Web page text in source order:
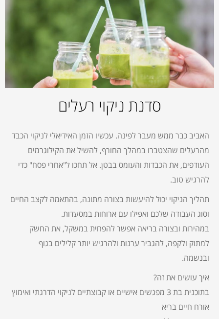
סדנת ניקוי רעלים
האביב כבר ממש מעבר לפינה. עכשיו הזמן האידיאלי לניקוי הכבד
מהרעלים שהצטברו במהלך החורף, להשיל את הקילוגרמים
העודפים, את הכבדות והעומס בבטן. אל תחכו ל"אחרי פסח" כדי
להרגיש טוב.
תהליך הניקוי יכול להיעשות בצורה מתונה, בהתאמה לקצב החיים
וסוג העבודה שלכם ואפילו עם ארוחות במסעדות.
במהירות ובצורה בריאה אפשר להפחית במשקל, את החשק
למתוק ולקפה, להגביר ערנות ולהרגיש יותר קלילים בגוף
ובנשמה.
איך עושים את זה?
בתוכנית בת 3 מפגשים אישיים או קבוצתיים לניקוי הדרגתי ואימוץ
אורח חיים בריא